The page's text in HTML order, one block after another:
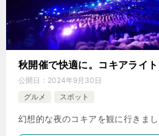
秋開催で快適に。コキアライ
公開日： 2024年9月30日
グルメ
スポット
幻想的な夜のコキアを観に行きまし